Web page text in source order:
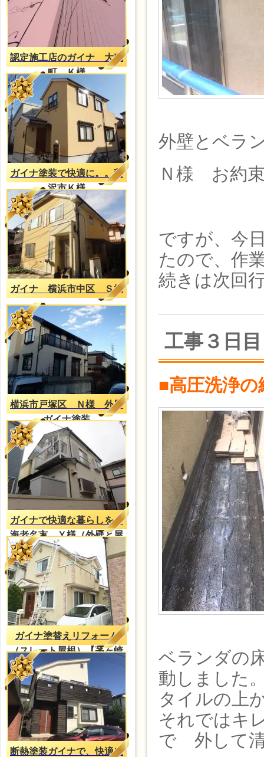
認定施工店のガイナ 大磯
町 Ｋ様
ガイナ塗装で快適に。。藤
沢市Ｋ様
ガイナ 横浜市中区 Ｓ様
横浜市戸塚区 Ｎ様 外壁
ガイナ塗装
ガイナで快適な暮らしを
海老名市 Ｙ様（外壁と屋
根共に、ガイナ）
ガイナ塗替えリフォーム
（スレート屋根）【茅ヶ崎
市ー塗装工事】
断熱塗装ガイナで、快適に
外壁とベラ
Ｎ様 お約
ですが、今
たので、作
続きは次回
工事３日目
■高圧洗浄の
ベランダ
動しました
タイルの上
それではキ
で 外して